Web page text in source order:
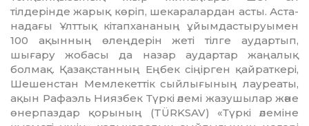
тілдерінде жарық көріп, шекаралардан асты. Ас­та­
надағы Ұлттық кітапхана­ның ұйымдастыруымен
100 ақынның өлеңдерін жеті тілге аудартып,
шығару жобасы да назар аудартар жаңалық
болмақ. Қазақстанның Еңбек сіңірген қайраткері,
Шешенстан Мем­лекеттік сый­лы­ғының лауреаты,
ақын Рафаэль Ниязбек Түркі әлемі жазушылар және
өнерпаздар қорының (TÜRKSAV) «Түркі әлеміне